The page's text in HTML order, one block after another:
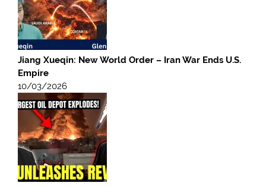
Jiang Xueqin: New World Order – Iran War Ends U.S.
Empire
10/03/2026